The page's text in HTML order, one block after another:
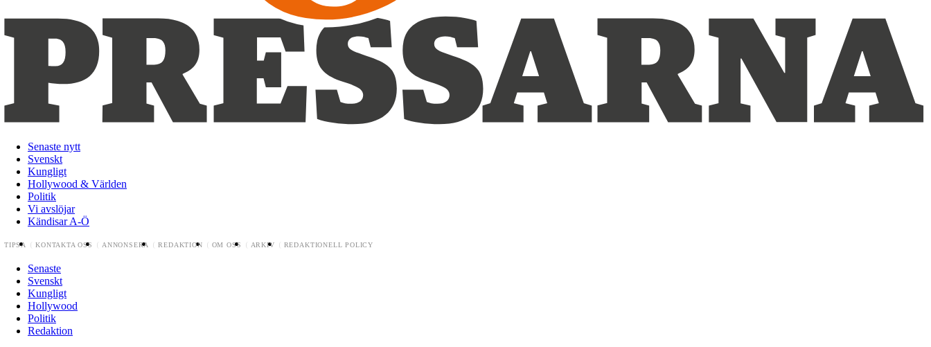
Senaste nytt
Svenskt
Kungligt
Hollywood & Världen
Politik
Vi avslöjar
Kändisar A-Ö
TIPSA KONTAKTA OSS ANNONSERA REDAKTION OM OSS ARKIV REDAKTIONELL POLICY
Senaste
Svenskt
Kungligt
Hollywood
Politik
Redaktion